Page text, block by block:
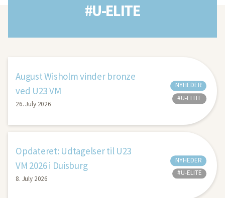
#U-ELITE
August Wisholm vinder bronze
ved U23 VM
26. July 2026
NYHEDER
#U-ELITE
Opdateret: Udtagelser til U23
VM 2026 i Duisburg
8. July 2026
NYHEDER
#U-ELITE